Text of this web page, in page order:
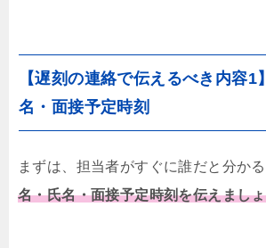
【遅刻の連絡で伝えるべき内容1
名・面接予定時刻
まずは、担当者がすぐに誰だと分か
名・氏名・面接予定時刻を伝えまし